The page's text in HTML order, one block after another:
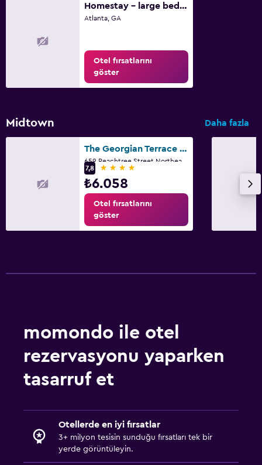
Homestay - large bedroom on the second floor
Atlanta, GA
Otel fırsatlarını
göster
Midtown Daha fazla
The Georgian Terrace Hotel
7,8
4 yıldız
₺6.058
Otel fırsatlarını
göster
momondo ile otel
rezervasyonu yaparken
tasarruf et
Otellerde en iyi fırsatlar
3+ milyon tesisin sunduğu fırsatları tek bir
yerde görüntüleyin.